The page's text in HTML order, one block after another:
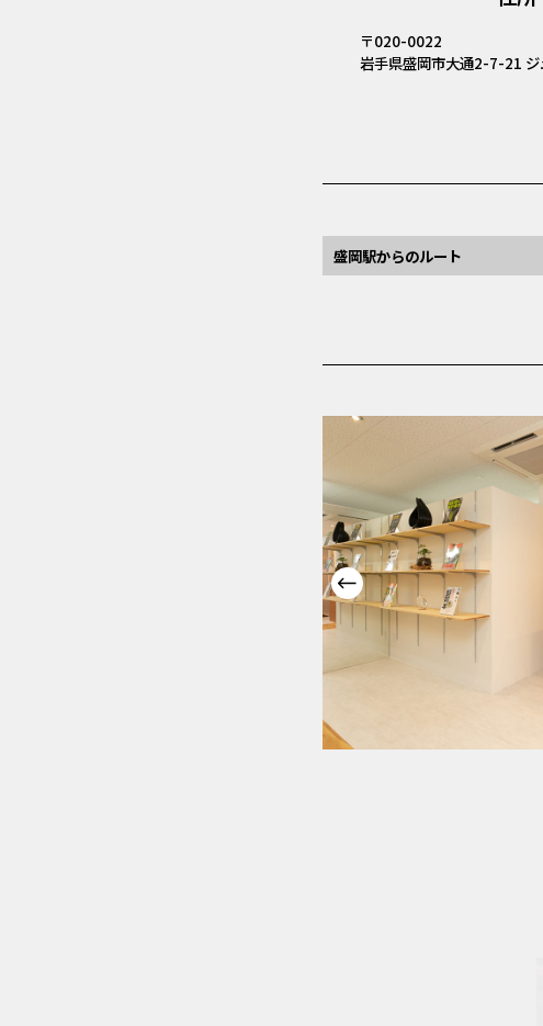
〒020-0022
岩手県盛岡市大通2-7-21 ジ
盛岡駅からのルート